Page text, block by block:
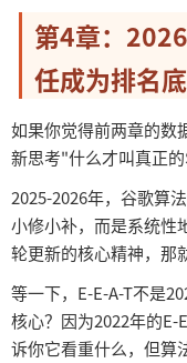
第4章：
任成为排名
如果你觉得前两章的数
新思考"什么才叫真正的
2025-2026年，谷歌算
小修小补，而是系统性
轮更新的核心精神，
等一下， E-E-A-T不是
核心？因为2022年的
诉你它看重什么，但算